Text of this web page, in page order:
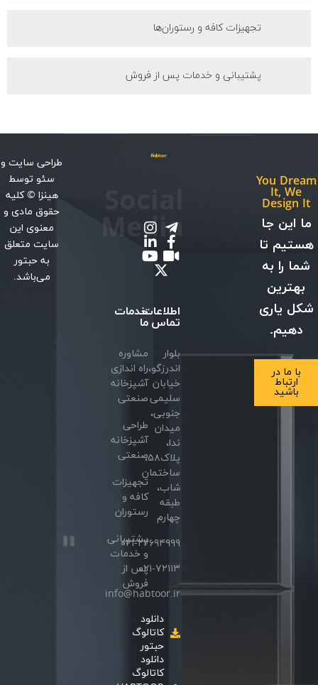
تجهیزات کافه و رستوران‌ها
پشتیبانی و خدمات پس از فروش
You Dream
It, We
Design It
ما این جا
هستیم تا
شما را به
بهترین
شکل یاری
دهیم.
با ما در
ارتباط
باشید
اطلاعات
تماس
بلوار
اندرزگو،
خیابان
سلیمی
جنوبی،
میدان
ندا،
پلاک۵۸،
ساختمان
شاب،
طبقه
چهارم
۰۲۱-۲۲۶۹۴۹۹۹
۰۲۱-۷۲۱۱۳
info@habtoor.ir
دانلود
کاتالوگ
حبتور
دانلود
کاتالوگ
Media
خدمات
ما
مشاوره
راه اندازی
آشپزخانه
صنعتی
طراحی
آشپزخانه
صنعتی
تجهیزات
کافه و
رستوران
پشتیبانی
و خدمات
پس از
فروش
طراحی سایتو
سئوتوسط
هینزا © کلیه
حقوق مادی و
معنوی این
سایت متعلق
به حبتور
می‌باشد.